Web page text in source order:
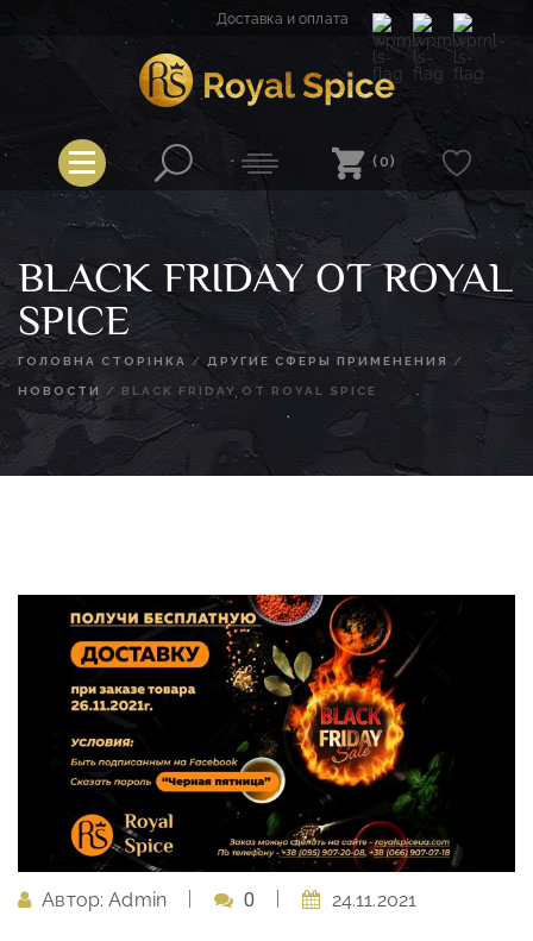
Доставка и оплата
Royal Spice
(0)
BLACK FRIDAY ОТ ROYAL
SPICE
ГОЛОВНА СТОРІНКА / ДРУГИЕ СФЕРЫ ПРИМЕНЕНИЯ /
НОВОСТИ / BLACK FRIDAY ОТ ROYAL SPICE
Автор:Admin 0 24.11.2021